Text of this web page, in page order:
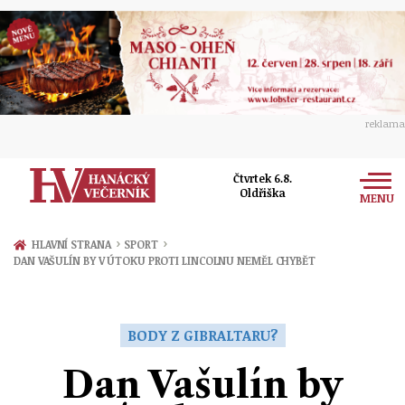
reklama
Čtvrtek 6.8.
Oldřiška
MENU
Zprávy
Ekonomika
Sport
HLAVNÍ STRANA › SPORT ›
DAN VAŠULÍN BY V ÚTOKU PROTI LINCOLNU NEMĚL CHYBĚT
BODY Z GIBRALTARU?
Dan Vašulín by